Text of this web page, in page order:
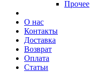
Прочее
О нас
Контакты
Доставка
Возврат
Оплата
Статьи